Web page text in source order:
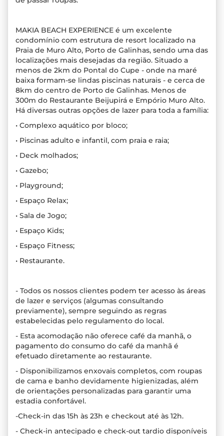
MAKIA BEACH EXPERIENCE é um excelente
condomínio com estrutura de resort localizado na
Praia de Muro Alto, Porto de Galinhas, sendo uma das
localizações mais desejadas da região. Situado a
menos de 2km do Pontal do Cupe - onde na maré
baixa formam-se lindas piscinas naturais - e cerca de
8km do centro de Porto de Galinhas. Menos de
300m do Restaurante Beijupirá e Empório Muro Alto.
Há diversas outras opções de lazer para toda a família:
• Complexo aquático por bloco;
• Piscinas adulto e infantil, com praia e raia;
• Deck molhados;
• Gazebo;
• Playground;
• Espaço Relax;
• Sala de Jogo;
• Espaço Kids;
• Espaço Fitness;
• Restaurante.
- Todos os nossos clientes podem ter acesso às áreas
de lazer e serviços (algumas consultando
previamente), sempre seguindo as regras
estabelecidas pelo regulamento do local.
- Esta acomodação não oferece café da manhã, o
pagamento do consumo do café da manhã é
efetuado diretamente ao restaurante.
- Disponibilizamos enxovais completos, com roupas
de cama e banho devidamente higienizadas, além
de orientações personalizadas para garantir uma
estadia confortável.
-Check-in das 15h às 23h e checkout até às 12h.
- Check-in antecipado e check-out tardio disponíveis